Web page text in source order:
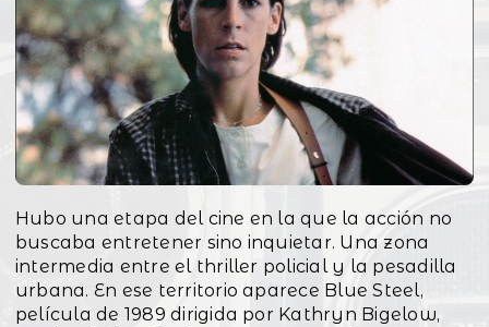
Hubo una etapa del cine en la que la acción no
buscaba entretener sino inquietar. Una zona
intermedia entre el thriller policial y la pesadilla
urbana. En ese territorio aparece Blue Steel,
película de 1989 dirigida por Kathryn Bigelow,